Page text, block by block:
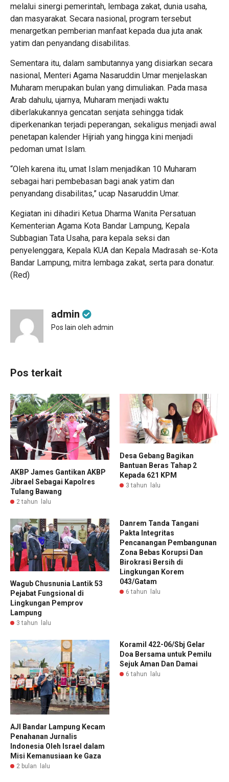
melalui sinergi pemerintah, lembaga zakat, dunia usaha,
dan masyarakat. Secara nasional, program tersebut
menargetkan pemberian manfaat kepada dua juta anak
yatim dan penyandang disabilitas.
Sementara itu, dalam sambutannya yang disiarkan secara
nasional, Menteri Agama Nasaruddin Umar menjelaskan
Muharam merupakan bulan yang dimuliakan. Pada masa
Arab dahulu, ujarnya, Muharam menjadi waktu
diberlakukannya gencatan senjata sehingga tidak
diperkenankan terjadi peperangan, sekaligus menjadi awal
penetapan kalender Hijriah yang hingga kini menjadi
pedoman umat Islam.
“Oleh karena itu, umat Islam menjadikan 10 Muharam
sebagai hari pembebasan bagi anak yatim dan
penyandang disabilitas,” ucap Nasaruddin Umar.
Kegiatan ini dihadiri Ketua Dharma Wanita Persatuan
Kementerian Agama Kota Bandar Lampung, Kepala
Subbagian Tata Usaha, para kepala seksi dan
penyelenggara, Kepala KUA dan Kepala Madrasah se-Kota
Bandar Lampung, mitra lembaga zakat, serta para donatur.
(Red)
admin
Pos lain oleh admin
Pos terkait
AKBP James Gantikan AKBP
Jibrael Sebagai Kapolres
Tulang Bawang
2 tahun lalu
Desa Gebang Bagikan
Bantuan Beras Tahap 2
Kepada 621 KPM
3 tahun lalu
Wagub Chusnunia Lantik 53
Pejabat Fungsional di
Lingkungan Pemprov
Lampung
3 tahun lalu
Danrem Tanda Tangani
Pakta Integritas
Pencanangan Pembangunan
Zona Bebas Korupsi Dan
Birokrasi Bersih di
Lingkungan Korem
043/Gatam
6 tahun lalu
AJI Bandar Lampung Kecam
Penahanan Jurnalis
Indonesia Oleh Israel dalam
Misi Kemanusiaan ke Gaza
2 bulan lalu
Koramil 422-06/Sbj Gelar
Doa Bersama untuk Pemilu
Sejuk Aman Dan Damai
6 tahun lalu